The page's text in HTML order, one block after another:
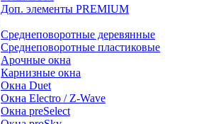
Доп. элементы PREMIUM
Cреднеповоротные деревянные
Cреднеповоротные пластиковые
Арочные окна
Карнизные окна
Окна Duet
Окна Electro / Z-Wave
Окна preSelect